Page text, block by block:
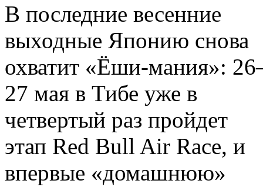
В последние весенние
выходные Японию снова
охватит «Ёши-мания»:
27 мая в Тибе уже в
четвертый раз пройдет
этап Red Bull Air Race, и
впервые «домашнюю»